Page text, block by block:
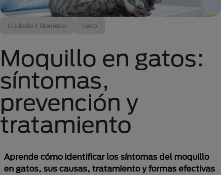
Cuidado Y Bienestar Gato
Moquillo en gatos:
síntomas,
prevención y
tratamiento
Aprende cómo identificar los síntomas del moquillo
en gatos, sus causas, tratamiento y formas efectivas